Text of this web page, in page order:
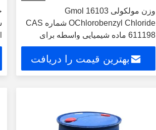
وزن مولکولی 16103 Gmol
OChlorobenzyl Chloride شماره CAS
611198 ماده شیمیایی واسطه برای
کاربردهای صنعتی و آزمایشگاهی
بهترین قیمت را دریافت